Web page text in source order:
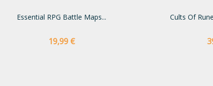
Essential RPG Battle Maps...
Preço
19,99 €
NOVO Cults Of